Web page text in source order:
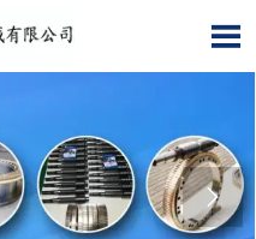

